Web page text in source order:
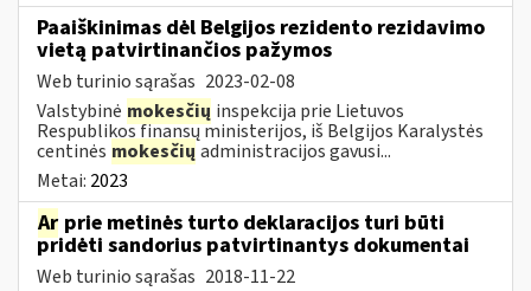
Paaiškinimas dėl Belgijos rezidento rezidavimo
vietą patvirtinančios pažymos
Web turinio sąrašas 2023-02-08
Valstybinė mokesčių inspekcija prie Lietuvos
Respublikos finansų ministerijos, iš Belgijos Karalystės
centinės mokesčių administracijos gavusi...
Metai: 2023
Ar prie metinės turto deklaracijos turi būti
pridėti sandorius patvirtinantys dokumentai
Web turinio sąrašas 2018-11-22